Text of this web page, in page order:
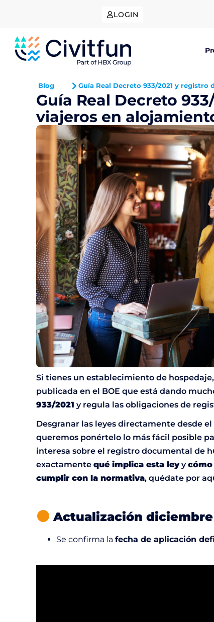
LOGIN
Blog Guía Real Decreto 933/2021 y registro
Guía Real Decreto
viajeros en
Si tienes un establecimiento de
publicada en el BOE que está dando
933/2021 y regula las obligaciones de
Desgranar las leyes directamente desde
queremos ponértelo lo más fácil posible
interesa sobre el registro documental de
exactamente qué implica esta leyy
cumplir con la normativa, quédate por
Actualización
Se confirma la fecha de aplicación